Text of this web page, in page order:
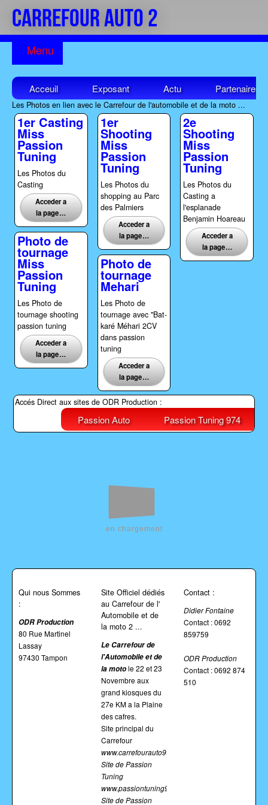
CARREFOUR AUTO 2
Acceuil Exposant Actu Partenaires
Les Photos en lien avec le Carrefour de l'automobile et de la moto ...
1er Casting
Miss
Passion
Tuning
Les Photos du
Casting
Acceder a
la page …
Photo de
tournage
Miss
Passion
Tuning
Les Photo de
tournage shooting
passion tuning
Acceder a
la page …
2e
Shooting
Miss
Passion
Tuning
Les Photos du
Casting a
l'esplanade
Benjamin Hoareau
Acceder a
la page …
1er
Shooting
Miss
Passion
Tuning
Les Photos du
shopping au Parc
des Palmiers
Acceder a
la page …
Photo de
tournage
Mehari
Les Photo de
tournage avec "Bat-
karé Méhari 2CV
dans passion
tuning
Acceder a
la page …
Accés Direct aux sites de ODR Production :
Passion Auto Passion Tuning 974
en chargement
Qui nous Sommes
:
ODR Production
80 Rue Martinel
Lassay
97430 Tampon
Contact :
Didier Fontaine
Contact : 0692
859759
ODR Production
Contact : 0692 874
510
Site Officiel dédiés
au Carrefour de l'
Automobile et de
la moto 2 ...
LeCarrefour de
l'Automobile et de
la motole 22 et 23
Novembre aux
grand kiosques du
27e KM a la Plaine
des cafres.
Site principal du
Carrefour
www.carrefourauto974.fr
Site de Passion
Tuning
www.passiontuning974.fr
Site de Passion